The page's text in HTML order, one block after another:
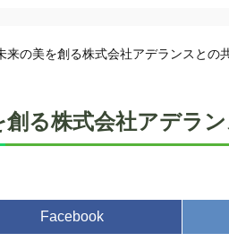
来の美を創る株式会社アデランスとの
る株式会社アデラ
Facebook